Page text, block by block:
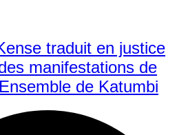
traduit en justice
manifestations de
de Katumbi